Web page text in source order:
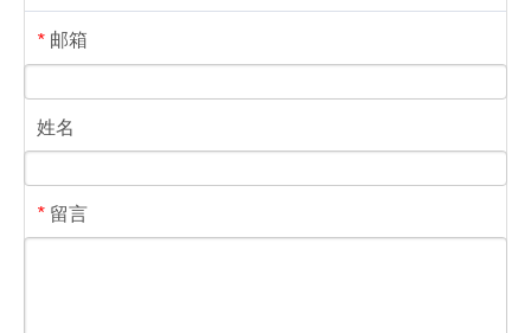
* 邮箱
姓名
* 留言